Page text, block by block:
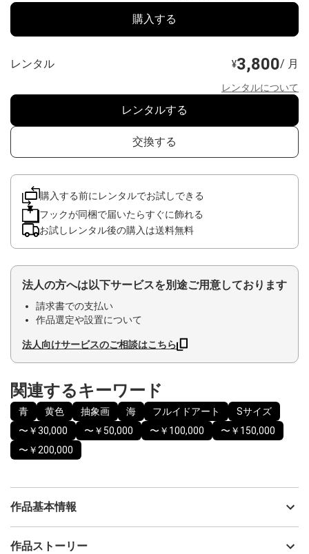
購入する
レンタル ¥3,800/ 月
レンタルについて
レンタルする
交換する
購入する前にレンタルでお試しできる
フックが同梱で届いたらすぐに飾れる
お試しレンタル後の購入は送料無料
法人の方へは以下サービスを別途ご用意しております
請求書での支払い
作品選定や設置について
法人向けサービスのご相談はこちら
関連するキーワード
青 黄色 抽象画 海 フルイドアート
Sサイズ
〜￥30,000
〜￥50,000 〜￥100,000
〜￥150,000
〜￥200,000
作品基本情報
出品者
作品ストーリー